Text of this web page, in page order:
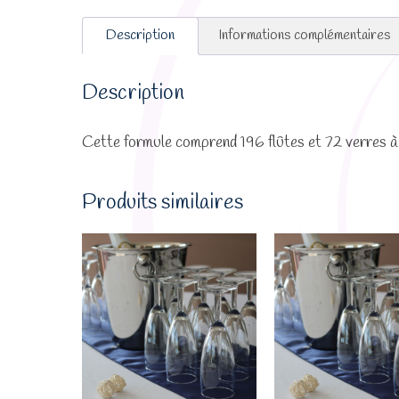
Description Informations complémentaires
Description
Cette formule comprend 196 flûtes et 72 verres
Produits similaires